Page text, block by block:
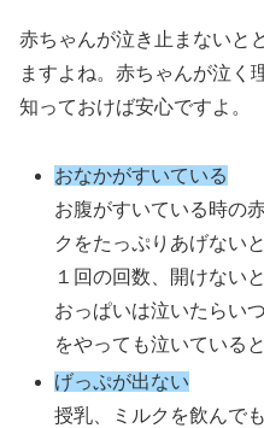
赤ちゃんが泣き止まないと
ますよね。赤ちゃんが泣く
知っておけば安心ですよ。
おなかがすいている
お腹がすいている時の
クをたっぷりあげない
１回の回数、開けない
おっぱいは泣いたらい
をやっても泣いている
げっぷが出ない
授乳、ミルクを飲んで